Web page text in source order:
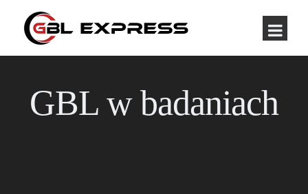
GBL w badaniach